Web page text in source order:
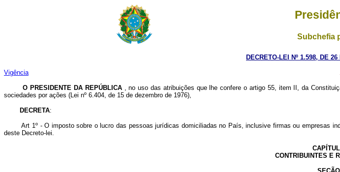
Subchefia
DECRETO-LEI Nº 1.598, DE
Vigência
O PRESIDENTE DA REPÚBLICA, no uso das atribuições que lhe confere o artigo 55, item II, da
sociedades por ações (Lei nº 6.404, de 15 de dezembro de 1976),
DECRETA:
Art 1º - O imposto sobre o lucro das pessoas jurídicas domiciliadas no País, inclusive firmas ou empresas
deste Decreto-lei.
CONTRIBUINTES E